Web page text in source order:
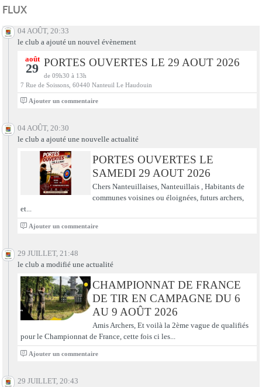
FLUX
04 AOÛT, 20:33
le club a ajouté un nouvel évènement
août
29 PORTES OUVERTES LE 29 AOUT 2026
de 09h30 à 13h
7 Rue de Soissons, 60440 Nanteuil Le Haudouin
0 Ajouter un commentaire
04 AOÛT, 20:30
le club a ajouté une nouvelle actualité
PORTES OUVERTES LE
SAMEDI 29 AOUT 2026
Chers Nanteuillaises, Nanteuillais , Habitants de
communes voisines ou éloignées, futurs archers,
et...
0 Ajouter un commentaire
29 JUILLET, 21:48
le club a modifié une actualité
CHAMPIONNAT DE FRANCE
DE TIR EN CAMPAGNE DU 6
AU 9 AOÛT 2026
Amis Archers, Et voilà la 2ème vague de qualifiés
pour le Championnat de France, cette fois ci les...
0 Ajouter un commentaire
29 JUILLET, 20:43